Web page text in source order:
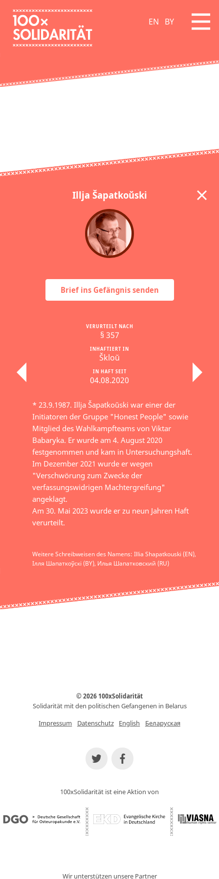
EN BY
Illja Šapatkoŭski
Brief ins Gefängnis senden
IN HAFT SEIT
04.08.2020
INHAFTIERT IN
Škloŭ
VERURTEILT NACH
§ 357
* 23.9.1987. Illja Šapatkoŭski war einer der
Initiatoren der Gruppe "Honest People" sowie
Mitglied des Wahlkampfteams von Viktar
Babaryka. Er wurde am 4. August 2020
festgenommen und kam in Untersuchungshaft.
Im Dezember 2021 wurde er wegen
"Verschwörung zum Zwecke der
verfassungswidrigen Machtergreifung"
angeklagt.
Am 30. Mai 2023 wurde er zu neun Jahren Haft
verurteilt.
Weitere Schreibweisen des Namens: Illia Shapatkouski (EN),
Ілля Шапаткоўскі (BY), Илья Шапатковский (RU)
© 2026 100xSolidarität
Solidarität mit den politischen Gefangenen in Belarus
Impressum
Datenschutz English Беларуская
100xSolidarität ist eine Aktion von
Wir unterstützen unsere Partner